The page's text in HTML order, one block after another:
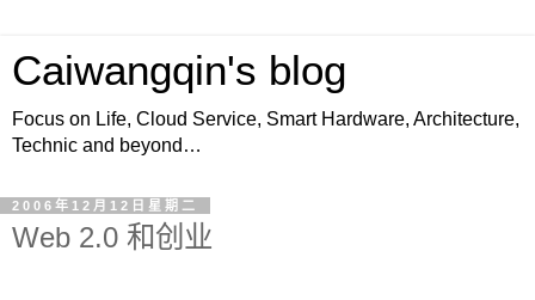
Caiwangqin's blog
Focus on Life, Cloud Service, Smart Hardware, Architecture,
Technic and beyond…
2006年12月12日星期二
Web 2.0 和创业